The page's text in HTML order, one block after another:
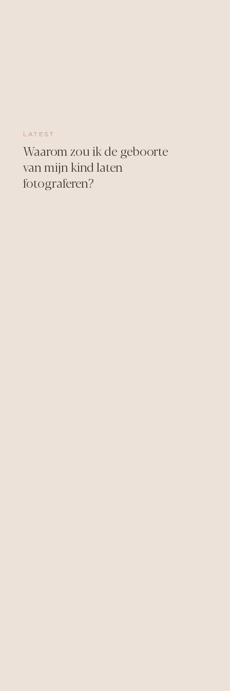
LATEST
Waarom zou ik de geboorte
van mijn kind laten
fotograferen?